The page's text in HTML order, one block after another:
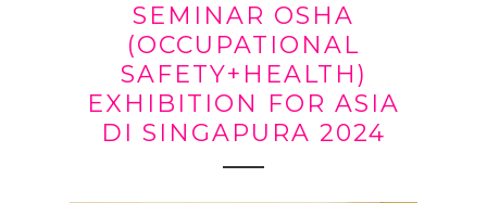
SEMINAR OSHA
(OCCUPATIONAL
SAFETY+HEALTH)
EXHIBITION FOR ASIA
DI SINGAPURA 2024